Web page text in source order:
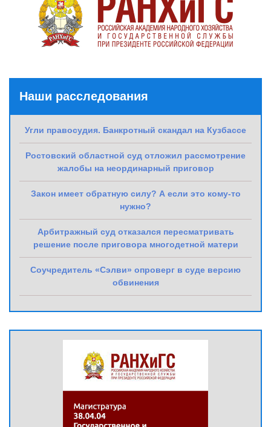
Наши расследования
Угли правосудия. Банкротный скандал на Кузбассе
Ростовский областной суд отложил рассмотрение
жалобы на неординарный приговор
Закон имеет обратную силу? А если это кому-то
нужно?
Арбитражный суд отказался пересматривать
решение после приговора многодетной матери
Соучредитель «Сэлви» опроверг в суде версию
обвинения